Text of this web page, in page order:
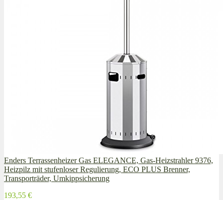
Enders Terrassenheizer Gas ELEGANCE, Gas-Heizstrahler 9376,
Heizpilz mit stufenloser Regulierung, ECO PLUS Brenner,
Transporträder, Umkippsicherung
193,55 €